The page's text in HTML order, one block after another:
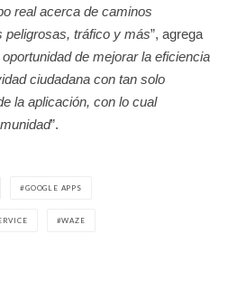
real acerca de caminos
peligrosas, tráfico y más”, agrega
de mejorar la eficiencia
ciudadana con tan solo
la aplicación, con lo cual
”.
GOOGLE APPS
WAZE